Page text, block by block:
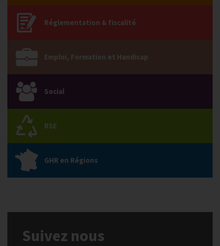
Réglementation & fiscalité
Emploi, Formation et Handicap
Social
RSE
GHR en Régions
Suivez nous